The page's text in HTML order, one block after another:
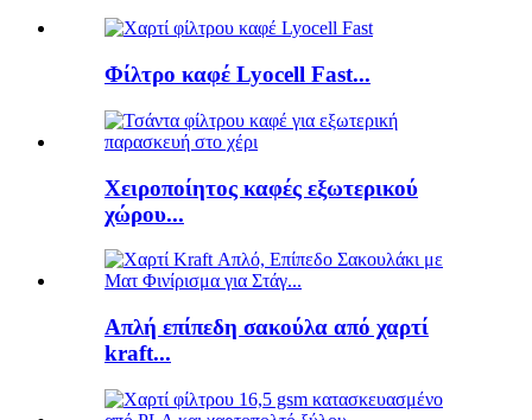
Φίλτρο καφέ Lyocell Fast...
Χειροποίητος καφές εξωτερικού
χώρου...
Απλή επίπεδη σακούλα από χαρτί
kraft...